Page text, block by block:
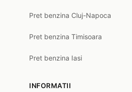
Pret benzina Cluj-Napoca
Pret benzina Timisoara
Pret benzina Iasi
INFORMATII